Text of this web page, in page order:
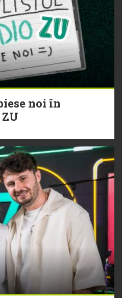
noi în